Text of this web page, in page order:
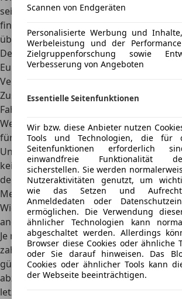
Scannen von Endgeräten
Personalisierte Werbung und
Werbeleistung und der
Zielgruppenforschung sowie
Verbesserung von Angeboten
Essentielle Seitenfunktionen
Wir bzw. diese Anbieter nutzen
Tools und Technologien, die für
Seitenfunktionen erforderlich
einwandfreie Funktionalität
sicherstellen. Sie werden
Nutzeraktivitäten genutzt, um
wie das Setzen und
Anmeldedaten oder
ermöglichen. Die Verwendung
ähnlicher Technologien kann
abgeschaltet werden. Allerdings
Browser diese Cookies oder ähnliche
oder Sie darauf hinweisen. Das
Cookies oder ähnlicher Tools kann
der Webseite beeinträchtigen.
seinen Wagen unfallfrei durch den
finanziellen Vorteile sind
übertragbar.
Demnach zahlen Fahranfänger nicht
Euro jährlich, je nach Anbieter und Tarif,
Versicherung. Viele Versicherer
Zuschläge für junge Autofahrer. Somit
Fahranfänger meist die höchsten Beiträge
Wenn eine Person ohne Führerschein
für jemand anderen abschließt, gilt daher
Unfallstatistik des
keine Unfallstatistik hat, fällt die
dementsprechend hoch aus.
Mehrere Fahrer, höhere Prämien
Wie alle anderen Versicherungsnehmer
angeben, wie viele Personen das
Je mehr Fahrer das Kfz führen, umso
zahlende Prämie aus. Unter Umständen
günstiger sein, die Versicherung auf
abzuschließen und dessen Prämie zu
letzten Endes die Prämien für den